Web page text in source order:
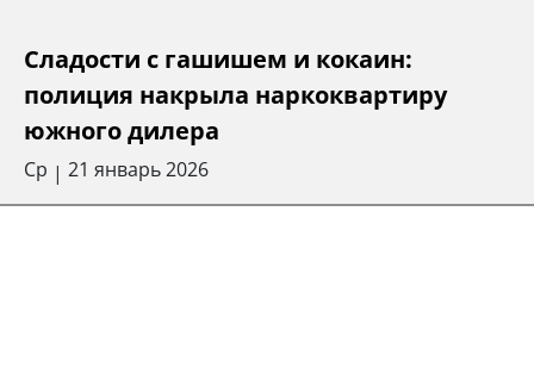
Сладости с гашишем и кокаин:
полиция накрыла наркоквартиру
южного дилера
Ср | 21 январь 2026